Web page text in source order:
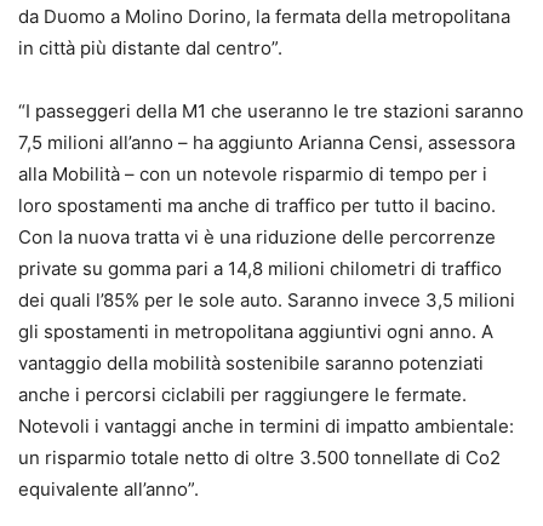
da Duomo a Molino Dorino, la fermata della metropolitana
in città più distante dal centro”.
“I passeggeri della M1 che useranno le tre stazioni saranno
7,5 milioni all’anno – ha aggiunto Arianna Censi, assessora
alla Mobilità – con un notevole risparmio di tempo per i
loro spostamenti ma anche di traffico per tutto il bacino.
Con la nuova tratta vi è una riduzione delle percorrenze
private su gomma pari a 14,8 milioni chilometri di traffico
dei quali l’85% per le sole auto. Saranno invece 3,5 milioni
gli spostamenti in metropolitana aggiuntivi ogni anno. A
vantaggio della mobilità sostenibile saranno potenziati
anche i percorsi ciclabili per raggiungere le fermate.
Notevoli i vantaggi anche in termini di impatto ambientale:
un risparmio totale netto di oltre 3.500 tonnellate di Co2
equivalente all’anno”.